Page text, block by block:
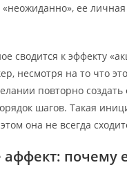
ее
сводится к эффекту
несмотря на то что
повторно
шагов. Такая
она не всегда
аффект: